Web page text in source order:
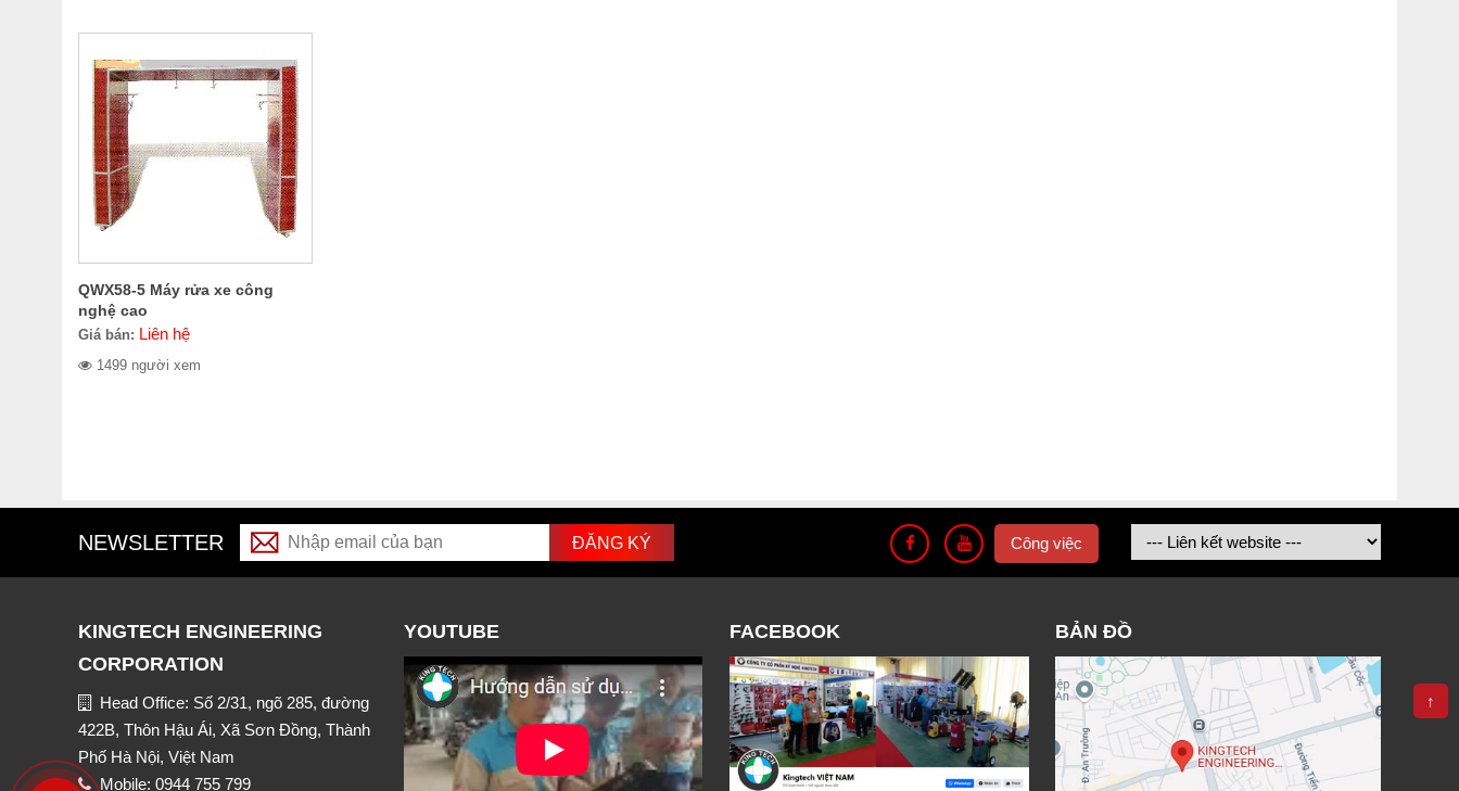
QWX58-5 Máy rửa xe công
nghệ cao
Giá bán: Liên hệ
1499 người xem
NEWSLETTER Công việc
KINGTECH ENGINEERING
CORPORATION
Head Office: Số 2/31, ngõ 285, đường
422B, Thôn Hậu Ái, Xã Sơn Đồng, Thành
Phố Hà Nội, Việt Nam
Mobile: 0944 755 799
YOUTUBE FACEBOOK BẢN ĐỒ
↑